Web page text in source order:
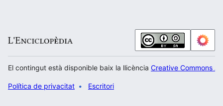
El contingut està disponible baix la llicència Creative Commons
Política de privacitat Escritori